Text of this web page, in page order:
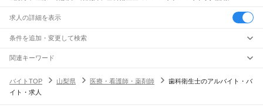
求人の詳細を表示
条件を追加・変更して検索
市区町村を追加・変更
山梨県すべて
甲府市
駅を追加・変更
職種を追加・変更
関連キーワード
山梨県 医療・看護師・薬剤師 看護師・准看護師 夜間
山梨県 甲府市 医療・看護師・薬剤師 薬局
バイトTOP 山梨県 医療・看護師・薬剤師
歯科衛生士のアルバイト・バ
イト・求人